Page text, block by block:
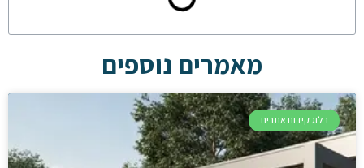
מאמרים נוספים
בלוג קידום אתרים